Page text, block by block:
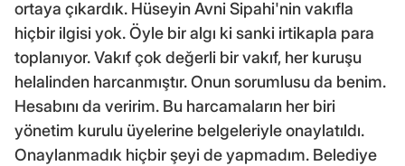
ortaya çıkardık. Hüseyin Avni Sipahi'nin vakıfla
hiçbir ilgisi yok. Öyle bir algı ki sanki irtikapla para
toplanıyor. Vakıf çok değerli bir vakıf, her kuruşu
helalinden harcanmıştır. Onun sorumlusu da benim.
Hesabını da veririm. Bu harcamaların her biri
yönetim kurulu üyelerine belgeleriyle onaylatıldı.
Onaylanmadık hiçbir şeyi de yapmadım. Belediye